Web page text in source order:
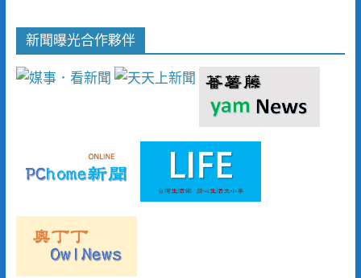
新聞曝光合作夥伴